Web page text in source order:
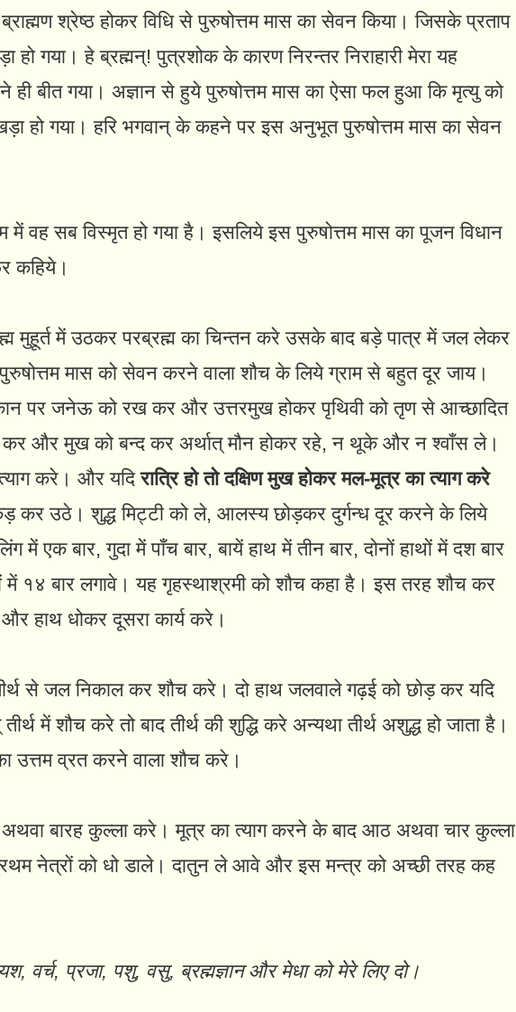
श्रेष्ठ होकर विधि से पुरुषोत्तम मास का सेवन किया। जिसके प्रताप
हो गया। हे ब्रह्मन्‌! पुत्रशोक के कारण निरन्तर निराहारी मेरा यह
ही बीत गया। अज्ञान से हुये पुरुषोत्तम मास का ऐसा फल हुआ कि मृत्यु को
हो गया। हरि भगवान्‌ के कहने पर इस अनुभूत पुरुषोत्तम मास का सेवन
वह सब विस्मृत हो गया है। इसलिये इस पुरुषोत्तम मास का पूजन विधान
कहिये।
मुहूर्त में उठकर परब्रह्म का चिन्तन करे उसके बाद बड़े पात्र में जल लेकर
मास को सेवन करने वाला शौच के लिये ग्राम से बहुत दूर जाय।
पर जनेऊ को रख कर और उत्तरमुख होकर पृथिवी को तृण से आच्छादित
कर और मुख को बन्द कर अर्थात्‌ मौन होकर रहे, न थूके और न श्वाँस ले।
करे। और यदिरात्रि हो तो दक्षिण मुख होकर मल-मूत्र का त्याग करे
कर उठे। शुद्ध मिट्टी को ले, आलस्य छोड़कर दुर्गन्ध दूर करने के लिये
में एक बार, गुदा में पाँच बार, बायें हाथ में तीन बार, दोनों हाथों में दश बार
में १४ बार लगावे। यह गृहस्थाश्रमी को शौच कहा है। इस तरह शौच कर
हाथ धोकर दूसरा कार्य करे।
से जल निकाल कर शौच करे। दो हाथ जलवाले गढ़ई को छोड़ कर यदि
में शौच करे तो बाद तीर्थ की शुद्धि करे अन्यथा तीर्थ अशुद्ध हो जाता है।
उत्तम व्रत करने वाला शौच करे।
बारह कुल्ला करे। मूत्र का त्याग करने के बाद आठ अथवा चार कुल्ला
नेत्रों को धो डाले। दातुन ले आवे और इस मन्त्र को अच्छी तरह कह
वर्च, प्रजा, पशु, वसु, ब्रह्मज्ञान और मेधा को मेरे लिए दो।